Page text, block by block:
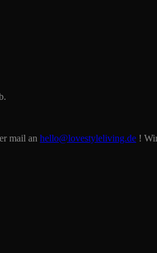
mail an hello@lovestyleliving.de !